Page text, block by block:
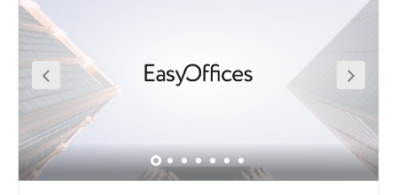
presque ile. Ce cadre idéal n’est situé qu’a quelques
minutes du centre-ville et des grands axes routiers et
ferroviaires. Parking, tram/bus/métro, tous les moyens de
transports sont à la porte du centre. Une multitude de
commerçants, hôtels, restaurants, salles de sport, parc,
tout y est pour vous répondre a tous vos besoins. Accès
voiture Place des Archives ( parking Q Park )Une
accessibilité directe en transports en commun (
Tram/Bus/Métro)